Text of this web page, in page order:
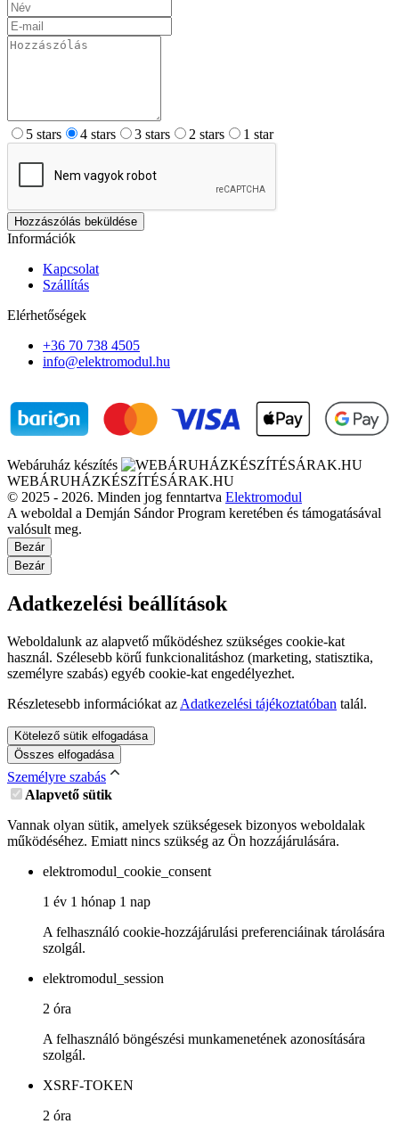
5 stars 4 stars 3 stars 2 stars 1 star
Hozzászólás beküldése
Információk
Kapcsolat
Szállítás
Elérhetőségek
+36 70 738 4505
info@elektromodul.hu
Webáruház készítés
WEBÁRUHÁZKÉSZÍTÉSÁRAK.HU
© 2025 - 2026. Minden jog fenntartva Elektromodul
A weboldal a Demján Sándor Program keretében és támogatásával
valósult meg.
Bezár
Bezár
Adatkezelési beállítások
Weboldalunk az alapvető működéshez szükséges cookie-kat
használ. Szélesebb körű funkcionalitáshoz (marketing, statisztika,
személyre szabás) egyéb cookie-kat engedélyezhet.
Részletesebb információkat az Adatkezelési tájékoztatóban talál.
Kötelező sütik elfogadása
Összes elfogadása
Személyre szabás
Alapvető sütik
Vannak olyan sütik, amelyek szükségesek bizonyos weboldalak
működéséhez. Emiatt nincs szükség az Ön hozzájárulására.
elektromodul_cookie_consent
1 év 1 hónap 1 nap
A felhasználó cookie-hozzájárulási preferenciáinak tárolására
szolgál.
elektromodul_session
2 óra
A felhasználó böngészési munkamenetének azonosítására
szolgál.
XSRF-TOKEN
2 óra